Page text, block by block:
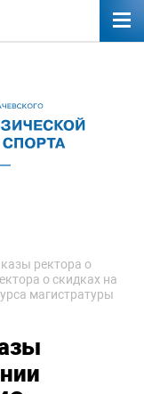
ректора о
о скидках на
магистратуры